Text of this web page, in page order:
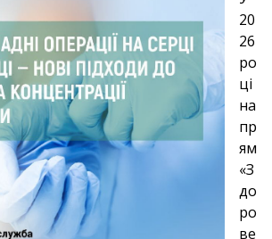
20
26
ро
ці
на
пр
ям
«З
до
ро
ве